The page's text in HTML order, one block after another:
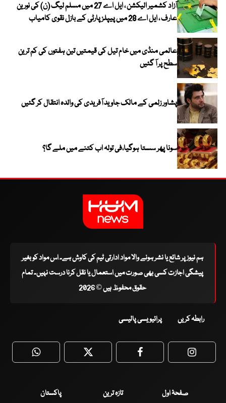
آزاد کشمیر الیکشن ، ایل اے 27 میں مسلم لیگ (ن) کی نورین
عارف ، ایل اے 28 میں پیپلز پارٹی کے بازل نقوی کامیاب
عالمی منڈی میں خام تیل کی قیمتیں تین ہفتوں کی کم ترین
سطح پر آ گئیں
پشاور زلمی کے مالک جاوید آفریدی کی والدہ انتقال کر گئیں
سونا پھر سستا ہوگیا،فی تولہ اب کتنے میں ملے گا؟
ہم نیوز پر شائع یا نشر ہونے والا مواد ادارتی ٹیم کی کاوش ہے۔ اس مواد کو بغیر
پیشگی اجازت کسی بھی صورت میں استعمال یا نقل کرنا درست نہیں۔ تمام
حقوق محفوظ ہیں © 2026
رابطہ کریں پرائیویسی پالیسی
WhatsApp Twitter Facebook
صفحۂ اول تازہ ترین
پاکستان